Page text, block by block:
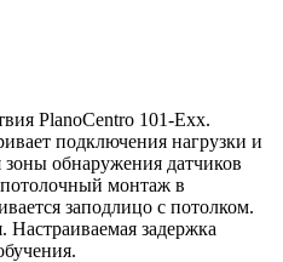
PlanoCentro 101-Exx.
подключения нагрузки и
обнаружения датчиков
монтаж в
заподлицо с потолком.
Настраиваемая задержка